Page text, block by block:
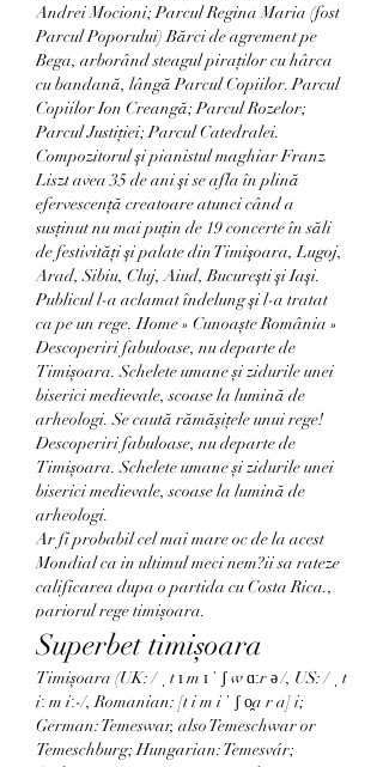
Andrei Mocioni; Parcul Regina Maria (fost
Parcul Poporului) Bărci de agrement pe
Bega, arborând steagul piraților cu hârca
cu bandană, lângă Parcul Copiilor. Parcul
Copiilor Ion Creangă; Parcul Rozelor;
Parcul Justiției; Parcul Catedralei.
Compozitorul şi pianistul maghiar Franz
Liszt avea 35 de ani şi se afla în plină
efervescenţă creatoare atunci când a
susţinut nu mai puţin de 19 concerte în săli
de festivităţi şi palate din Timişoara, Lugoj,
Arad, Sibiu, Cluj, Aiud, Bucureşti şi Iaşi.
Publicul l-a aclamat îndelung şi l-a tratat
ca pe un rege. Home » Cunoaște România »
Descoperiri fabuloase, nu departe de
Timișoara. Schelete umane și zidurile unei
biserici medievale, scoase la lumină de
arheologi. Se caută rămășițele unui rege!
Descoperiri fabuloase, nu departe de
Timișoara. Schelete umane și zidurile unei
biserici medievale, scoase la lumină de
arheologi.
Ar fi probabil cel mai mare oc de la acest
Mondial ca in ultimul meci nem?ii sa rateze
calificarea dupa o partida cu Costa Rica.,
pariorul rege timișoara.
Superbet timișoara
Timișoara (UK: / ˌ t ɪ m ɪ ˈ ʃ w ɑːr ə /, US: / ˌ t
iː m iː-/, Romanian: [t i m i ˈ ʃ o̯a r a] i;
German: Temeswar, also Temeschwar or
Temeschburg; Hungarian: Temesvár;